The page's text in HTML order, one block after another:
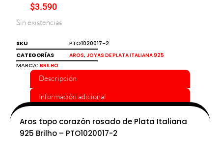
$3.590
Sin existencias
SKU
PTO1020017-2
CATEGORÍAS
AROS, JOYAS DE PLATA ITALIANA 925
MARCA: BRILHO
Descripción
Información adicional
Aros topo corazón rosado de Plata Italiana
925 Brilho – PTO1020017-2